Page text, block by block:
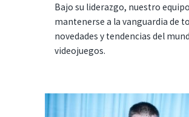
Bajo su liderazgo, nuestro
mantenerse a la vanguardia de
novedades y tendencias del
videojuegos.